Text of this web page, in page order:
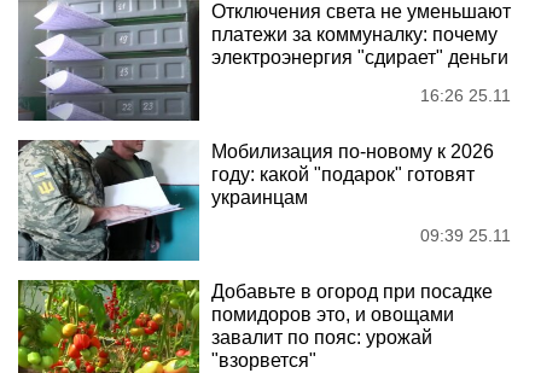
Отключения света не уменьшают
платежи за коммуналку: почему
электроэнергия "сдирает" деньги
16:26 25.11
Мобилизация по-новому к 2026
году: какой "подарок" готовят
украинцам
09:39 25.11
Добавьте в огород при посадке
помидоров это, и овощами
завалит по пояс: урожай
"взорвется"